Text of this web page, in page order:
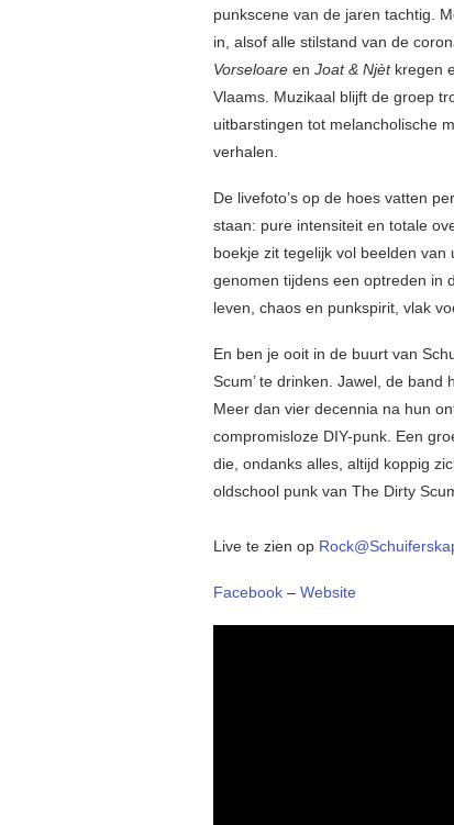
punkscene van de jaren tachtig.
in, alsof alle stilstand van de
Vorseloare en Joat & Njèt kregen
Vlaams. Muzikaal blijft de groep
uitbarstingen tot melancholische
verhalen.
De livefoto’s op de hoes vatten
staan: pure intensiteit en totale
boekje zit tegelijk vol beelden van
genomen tijdens een optreden in
leven, chaos en punkspirit, vlak
En ben je ooit in de buurt van
Scum’ te drinken. Jawel, de
Meer dan vier decennia na hun
compromisloze DIY-punk. Een
die, ondanks alles, altijd koppig
oldschool punk van The Dirty
Live te zien op
Facebook – Website